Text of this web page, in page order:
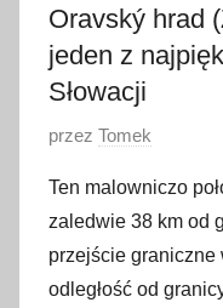
0
1
6
Oravský hrad
jeden z
Słowacji
O
u
b
l
i
przez Tomek
Ten malowniczo
zaledwie 38 km od
przejście graniczne
odległość od